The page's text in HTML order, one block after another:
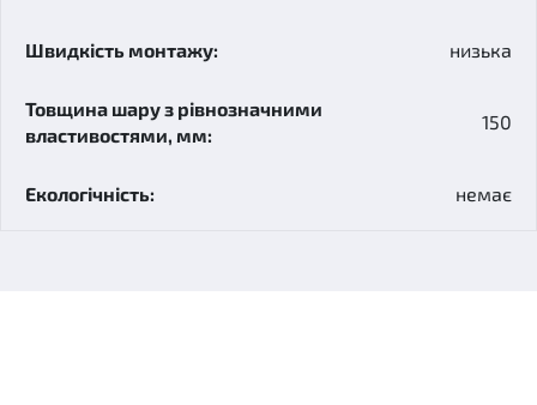
низька
150
немає